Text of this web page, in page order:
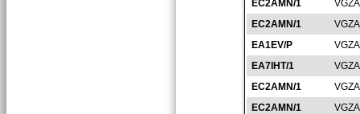
EC2AMN/1
EC2AMN/1
EA1EV/P
EA7IHT/1
EC2AMN/1
EC2AMN/1